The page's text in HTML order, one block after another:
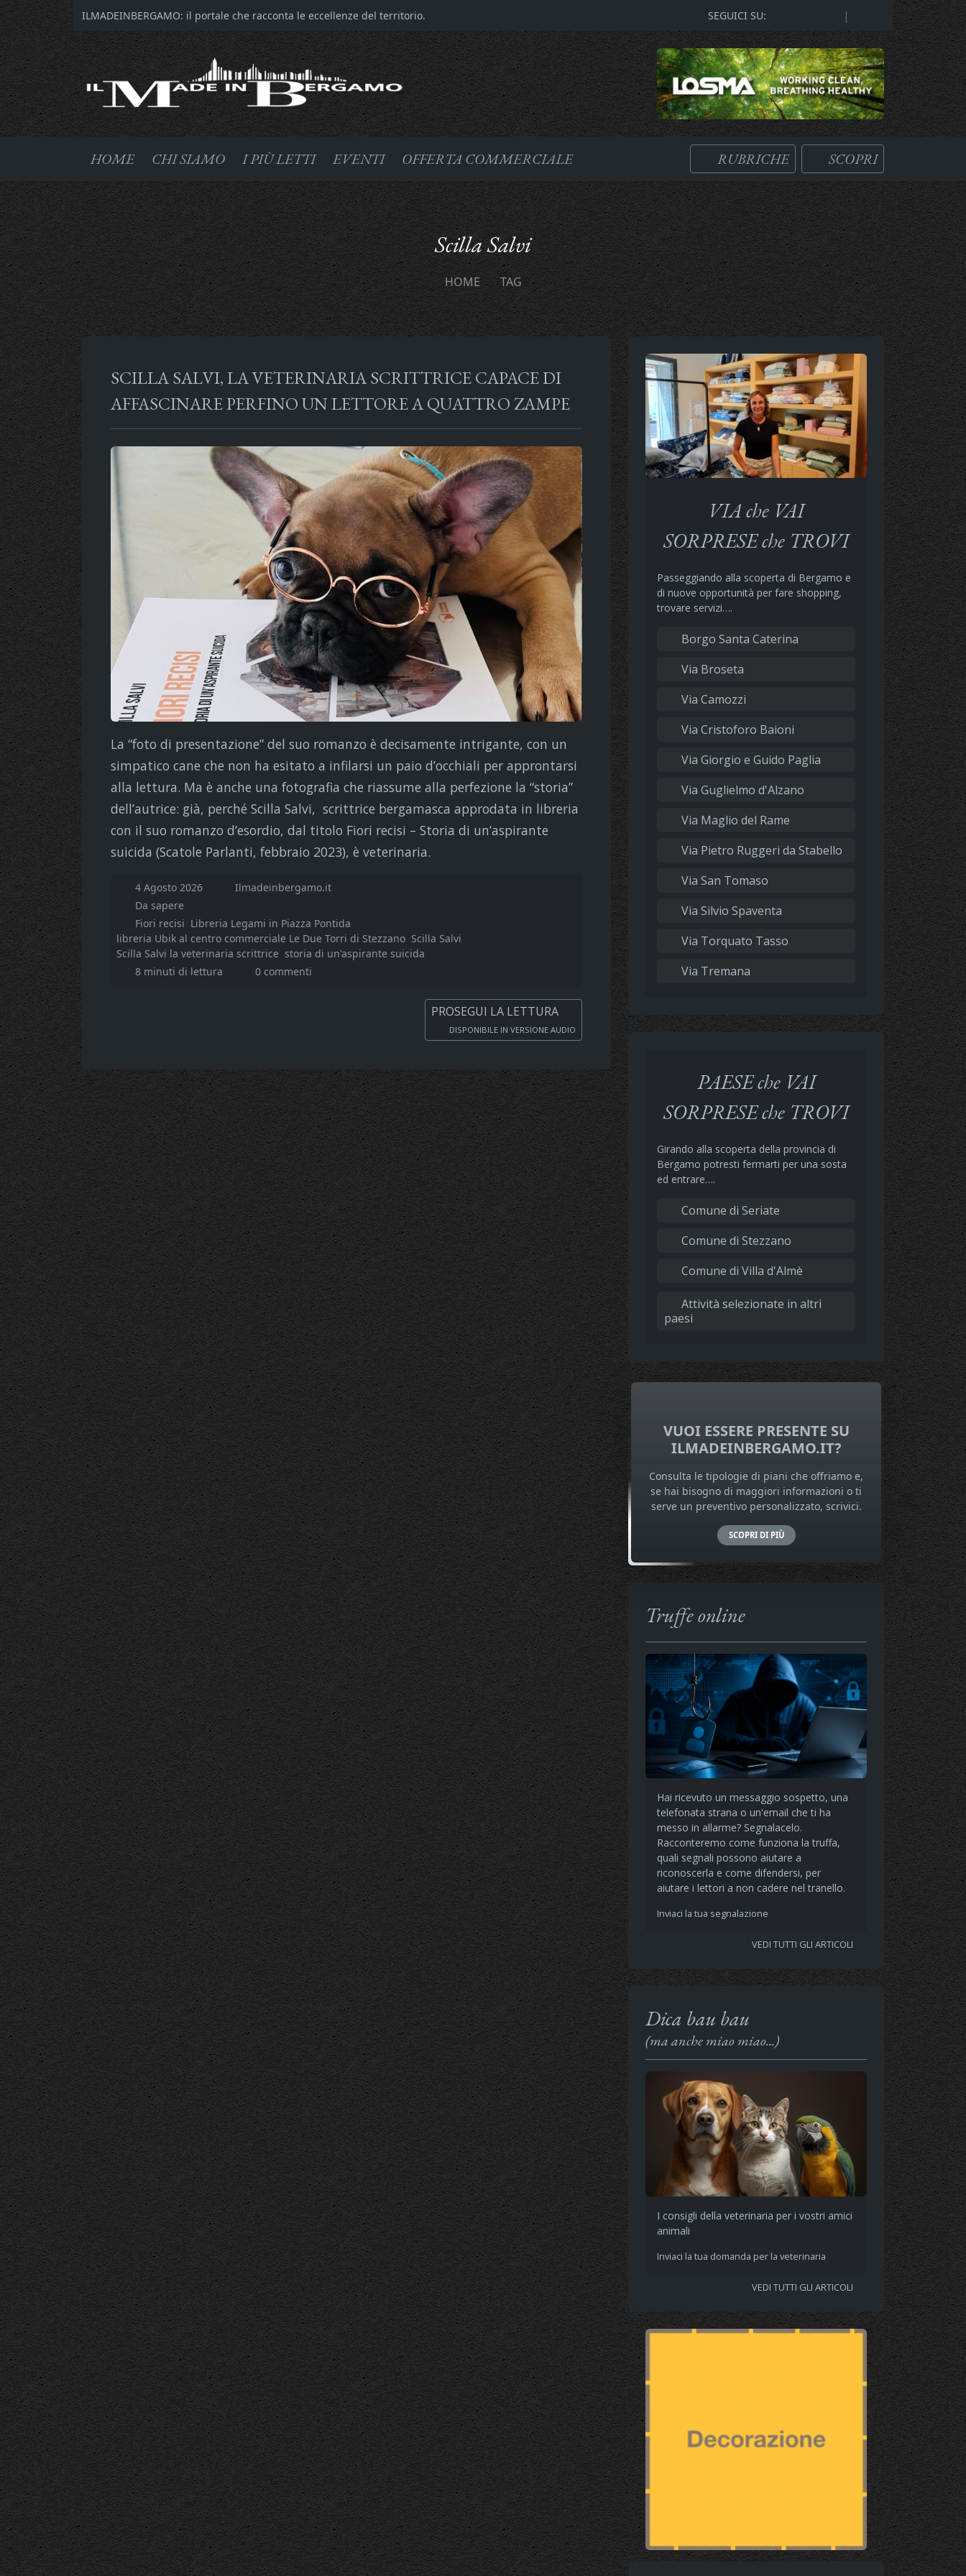
ILMADEINBERGAMO: il portale che racconta le eccellenze del territorio. SEGUICI SU: |
HOME CHI SIAMO I PIÙ LETTI EVENTI OFFERTA COMMERCIALE RUBRICHE SCOPRI
Scilla Salvi
HOME TAG
SCILLA SALVI, LA VETERINARIA SCRITTRICE CAPACE DI
AFFASCINARE PERFINO UN LETTORE A QUATTRO ZAMPE
La “foto di presentazione” del suo romanzo è decisamente intrigante, con un
simpatico cane che non ha esitato a infilarsi un paio d’occhiali per approntarsi
alla lettura. Ma è anche una fotografia che riassume alla perfezione la “storia”
dell’autrice: già, perché Scilla Salvi, scrittrice bergamasca approdata in libreria
con il suo romanzo d’esordio, dal titolo Fiori recisi – Storia di un’aspirante
suicida (Scatole Parlanti, febbraio 2023), è veterinaria.
4 Agosto 2026
Ilmadeinbergamo.it
Da sapere
Fiori recisi Libreria Legami in Piazza Pontida
libreria Ubik al centro commerciale Le Due Torri di Stezzano Scilla Salvi
Scilla Salvi la veterinaria scrittrice storia di un'aspirante suicida
8 minuti di lettura
0 commenti
PROSEGUI LA LETTURA
DISPONIBILE IN VERSIONE AUDIO
VIA che VAI
SORPRESE che TROVI
Passeggiando alla scoperta di Bergamo e
di nuove opportunità per fare shopping,
trovare servizi….
Borgo Santa Caterina
Via Broseta
Via Camozzi
Via Cristoforo Baioni
Via Giorgio e Guido Paglia
Via Guglielmo d'Alzano
Via Maglio del Rame
Via Pietro Ruggeri da Stabello
Via San Tomaso
Via Silvio Spaventa
Via Torquato Tasso
Via Tremana
PAESE che VAI
SORPRESE che TROVI
Girando alla scoperta della provincia di
Bergamo potresti fermarti per una sosta
ed entrare….
Comune di Seriate
Comune di Stezzano
Comune di Villa d'Almè
Attività selezionate in altri
paesi
VUOI ESSERE PRESENTE SU
ILMADEINBERGAMO.IT?
Consulta le tipologie di piani che offriamo e,
se hai bisogno di maggiori informazioni o ti
serve un preventivo personalizzato, scrivici.
SCOPRI DI PIÙ
Truffe online
Hai ricevuto un messaggio sospetto, una
telefonata strana o un'email che ti ha
messo in allarme? Segnalacelo.
Racconteremo come funziona la truffa,
quali segnali possono aiutare a
riconoscerla e come difendersi, per
aiutare i lettori a non cadere nel tranello.
Inviaci la tua segnalazione
VEDI TUTTI GLI ARTICOLI
Dica bau bau
(ma anche miao miao...)
I consigli della veterinaria per i vostri amici
animali
Inviaci la tua domanda per la veterinaria
VEDI TUTTI GLI ARTICOLI